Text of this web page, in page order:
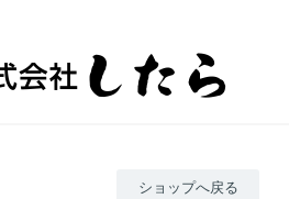
ショップへ戻る